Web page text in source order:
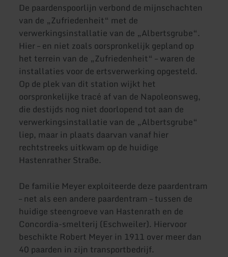
De paardenspoorlijn verbond de mijnschachten
van de „Zufriedenheit“ met de
verwerkingsinstallatie van de „Albertsgrube“.
Hier – en niet zoals oorspronkelijk gepland op
het terrein van de „Zufriedenheit“ – waren de
installaties voor de ertsverwerking opgesteld.
Op de plek van dit station wijkt het
oorspronkelijke tracé af van de Napoleonsweg,
die destijds nog niet doorlopend tot aan de
verwerkingsinstallatie van de „Albertsgrube“
liep, maar in plaats daarvan vanaf hier
rechtstreeks uitkwam op de huidige
Hastenrather Straße.
De familie Meyer exploiteerde deze paardentram
– net als een andere paardentram – tussen de
huidige steengroeve van Hastenrath en de
Concordia-smelterij (Eschweiler). Hiervoor
beschikte Robert Meyer in 1911 over meer dan
40 paarden in zijn transportbedrijf.